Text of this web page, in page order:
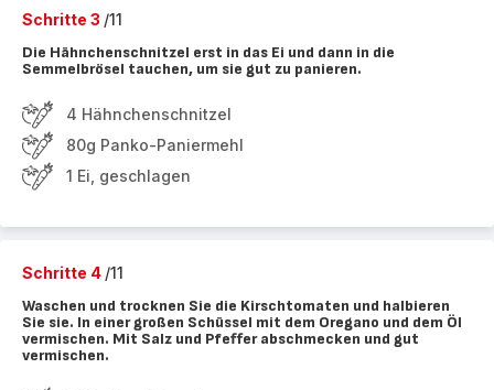
Schritte 3 /11
Die Hähnchenschnitzel erst in das Ei und dann in die
Semmelbrösel tauchen, um sie gut zu panieren.
4 Hähnchenschnitzel
80g Panko-Paniermehl
1 Ei, geschlagen
Schritte 4 /11
Waschen und trocknen Sie die Kirschtomaten und halbieren
Sie sie. In einer großen Schüssel mit dem Oregano und dem Öl
vermischen. Mit Salz und Pfeffer abschmecken und gut
vermischen.